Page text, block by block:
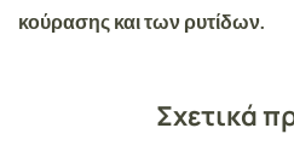
κούρασης και των ρυτίδων.
Σχετικά